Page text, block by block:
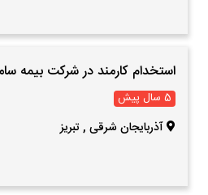
استخدام کارمند در شرکت بیمه
5 سال پیش
آذربایجان شرقی ,تبریز